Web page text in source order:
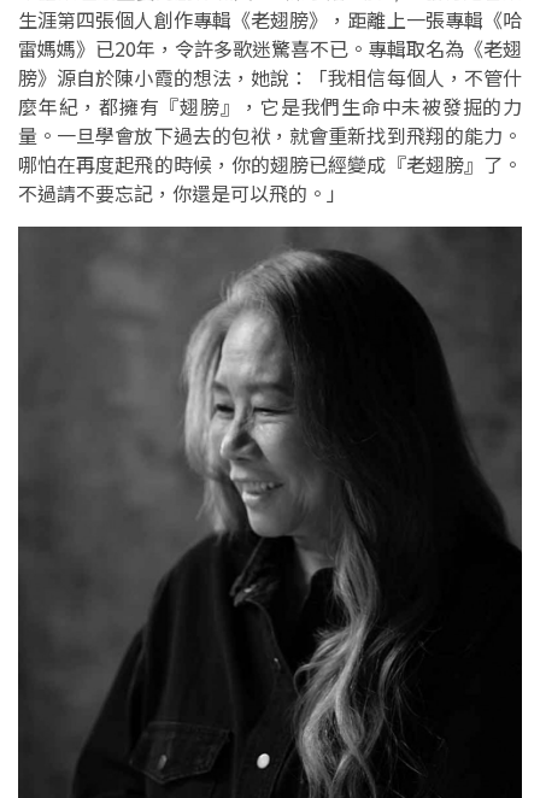
生涯第四張個人創作專輯《老翅膀》，距離上一張專輯《哈
雷媽媽》已20年，令許多歌迷驚喜不已。專輯取名為《老翅
膀》源自於陳小霞的想法，她說：「我相信每個人，不管什
麼年紀，都擁有『翅膀』，它是我們生命中未被發掘的力
量。一旦學會放下過去的包袱，就會重新找到飛翔的能力。
哪怕在再度起飛的時候，你的翅膀已經變成『老翅膀』了。
不過請不要忘記，你還是可以飛的。」